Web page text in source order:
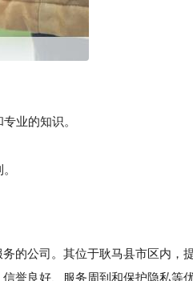
业的知识。
的公司。其位于耿马县市区内，
誉良好、服务周到和保护隐私等